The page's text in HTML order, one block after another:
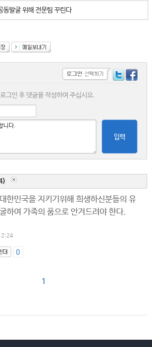
발굴 위해 전문팀 꾸린다
그인 후 댓글을 작성하여 주십시요.
입력
한민국을 지키기위해 희생하신분들의 유
하여 가족의 품으로 안겨드려야 한다.
0
1